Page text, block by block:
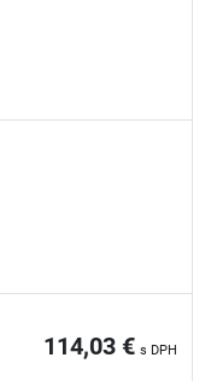
114,03 € s DPH